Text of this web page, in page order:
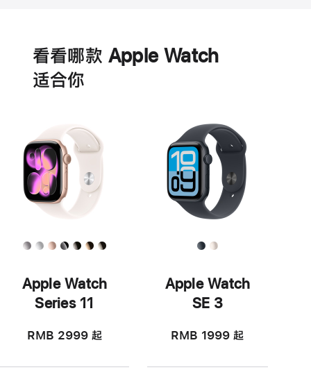
看看哪款 Apple Watch
适‍合‍你
Apple Watch
Series 11
RMB 2999 起
Apple Watch
SE 3
RMB 1999 起